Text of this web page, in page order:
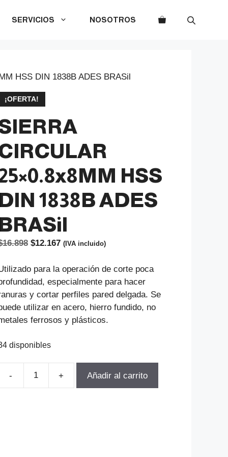
SERVICIOS NOSOTROS
HSS DIN 1838B ADES BRASil
¡OFERTA!
HSS
DIN 1838B ADES
BRASil
16.898 El
original
era:
$16.898.
$12.167El
actual
es:
$12.167.
(IVA incluido)
para la operación de corte poca
especialmente para hacer
y cortar perfiles pared delgada. Se
utilizar en acero, hierro fundido, no
ferrosos y plásticos.
disponibles
Añadir al carrito